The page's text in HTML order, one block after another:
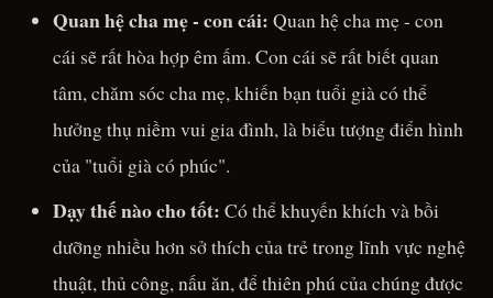
Quan hệ cha mẹ - con cái: Quan hệ cha mẹ - con
cái sẽ rất hòa hợp êm ấm. Con cái sẽ rất biết quan
tâm, chăm sóc cha mẹ, khiến bạn tuổi già có thể
hưởng thụ niềm vui gia đình, là biểu tượng điển hình
của "tuổi già có phúc".
Dạy thế nào cho tốt: Có thể khuyến khích và bồi
dưỡng nhiều hơn sở thích của trẻ trong lĩnh vực nghệ
thuật, thủ công, nấu ăn, để thiên phú của chúng được